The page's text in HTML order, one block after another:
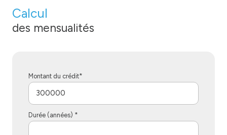
Calcul
des mensualités
Montant du crédit*
Durée (années) *